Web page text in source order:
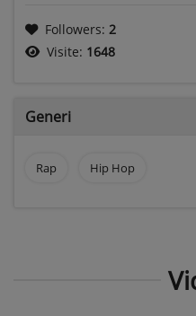
Followers: 2
Visite: 1648
Generi
Rap Hip Hop